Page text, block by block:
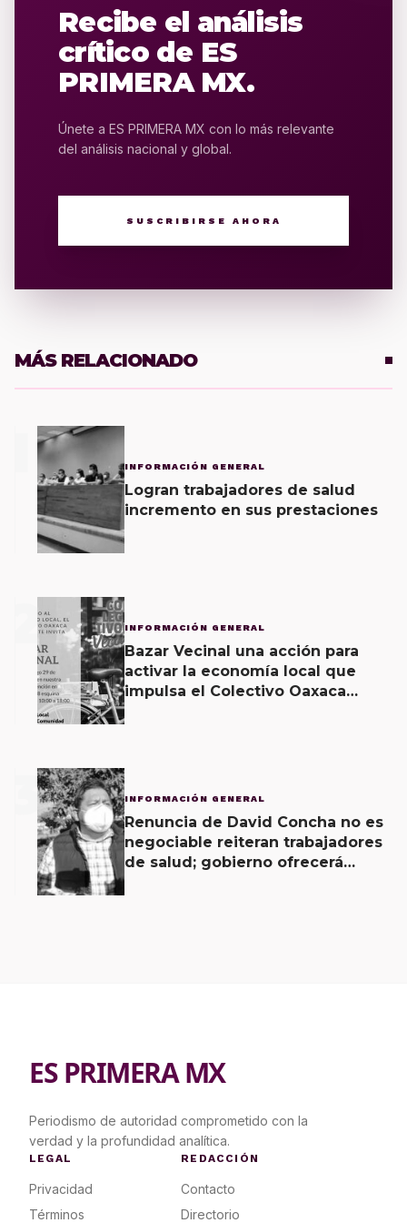
Recibe el análisis
crítico de ES
PRIMERA MX.
Únete a ES PRIMERA MX con lo más relevante
del análisis nacional y global.
SUSCRIBIRSE AHORA
MÁS RELACIONADO
INFORMACIÓN GENERAL
Logran trabajadores de salud
incremento en sus prestaciones
2 INFORMACIÓN GENERAL
Bazar Vecinal una acción para
activar la economía local que
impulsa el Colectivo Oaxaca
3 INFORMACIÓN GENERAL
Renuncia de David Concha no es
negociable reiteran trabajadores
de salud; gobierno ofrecerá
ES PRIMERA MX
Periodismo de autoridad comprometido con la
verdad y la profundidad analítica.
LEGAL
Privacidad
Términos
REDACCIÓN
Contacto
Directorio